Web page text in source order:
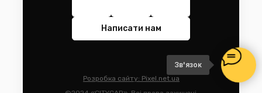
Написати нам
Розробка сайту: Pixel.net.ua
Зв'язок